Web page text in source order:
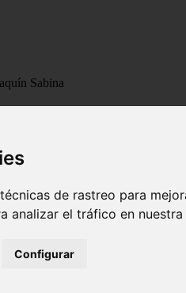
de rastreo para
analizar el tráfico en
Configurar
Sabina